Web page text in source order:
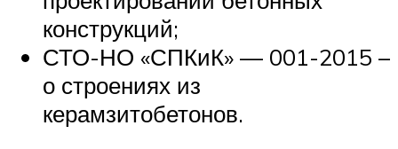
конструкций;
СТО-НО «СПКиК» — 001-2015 –
о строениях из
керамзитобетонов.